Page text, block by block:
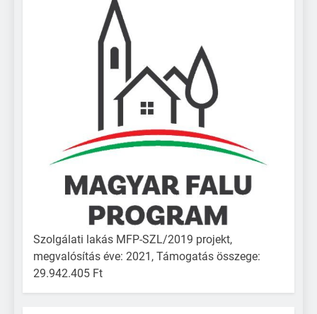
Szolgálati lakás MFP-SZL/2019 projekt,
megvalósítás éve: 2021, Támogatás összege:
29.942.405 Ft